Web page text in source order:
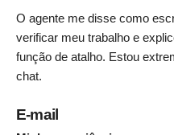
O agente me disse como
verificar meu trabalho e
função de atalho. Estou
chat.
E-mail